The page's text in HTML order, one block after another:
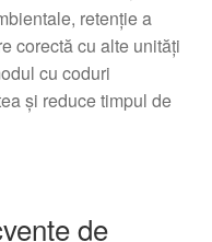
retenție a
corectă cu alte unități
cu coduri
și reduce timpul de
de